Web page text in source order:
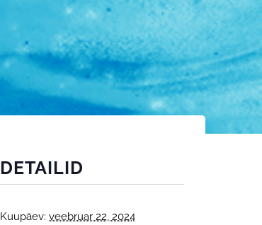
DETAILID
Kuupäev: veebruar 22, 2024